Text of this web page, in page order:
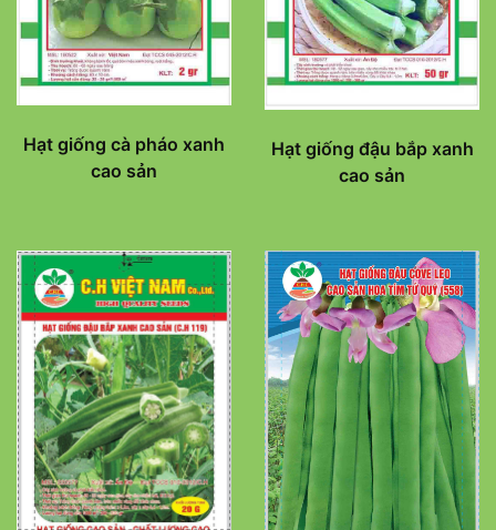
Hạt giống cà pháo xanh
cao sản
Hạt giống đậu bắp xanh
cao sản